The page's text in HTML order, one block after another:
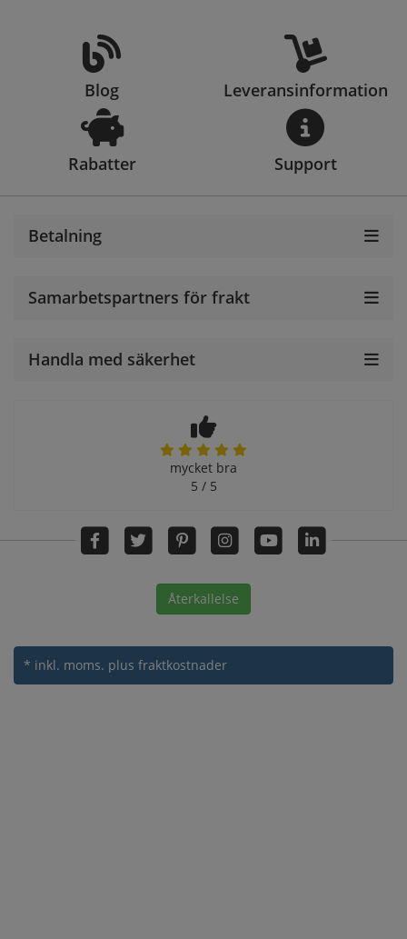
Blog Leveransinformation
Rabatter Support
Betalning
Samarbetspartners för frakt
Handla med säkerhet
mycket bra
5 / 5
Återkallelse
* inkl. moms. plus fraktkostnader